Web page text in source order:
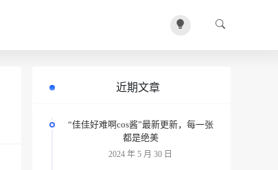
近期文章
“佳佳好难啊cos酱”最新更新，每一张
都是绝美
2024 年 5 月 30 日